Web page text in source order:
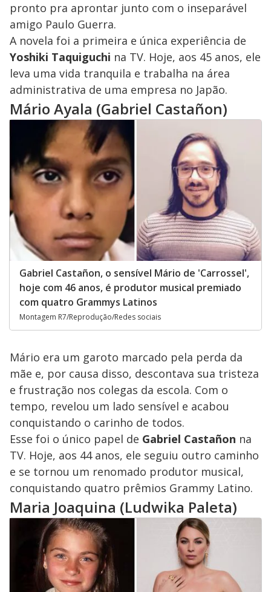
pronto pra aprontar junto com o inseparável
amigo Paulo Guerra.
A novela foi a primeira e única experiência de
Yoshiki Taquiguchi na TV. Hoje, aos 45 anos, ele
leva uma vida tranquila e trabalha na área
administrativa de uma empresa no Japão.
Mário Ayala (Gabriel Castañon)
Gabriel Castañon, o sensível Mário de 'Carrossel',
hoje com 46 anos, é produtor musical premiado
com quatro Grammys Latinos
Montagem R7/Reprodução/Redes sociais
Mário era um garoto marcado pela perda da
mãe e, por causa disso, descontava sua tristeza
e frustração nos colegas da escola. Com o
tempo, revelou um lado sensível e acabou
conquistando o carinho de todos.
Esse foi o único papel de Gabriel Castañon na
TV. Hoje, aos 44 anos, ele seguiu outro caminho
e se tornou um renomado produtor musical,
conquistando quatro prêmios Grammy Latino.
Maria Joaquina (Ludwika Paleta)